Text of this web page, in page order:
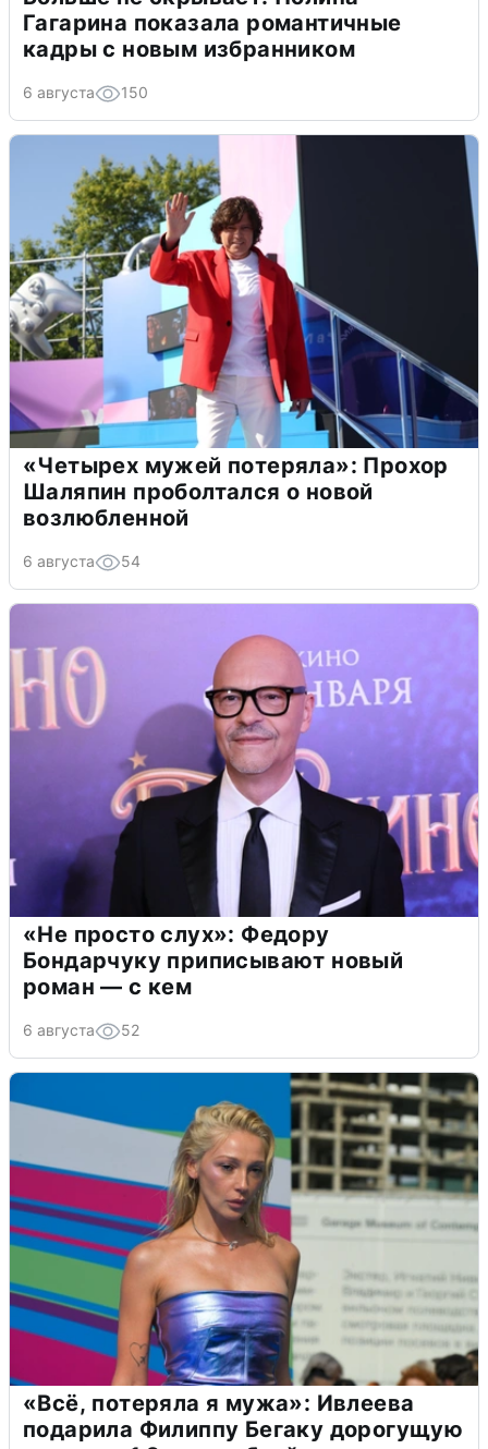
Гагарина показала романтичные
кадры с новым избранником
6 августа 150
«Четырех мужей потеряла»: Прохор
Шаляпин проболтался о новой
возлюбленной
6 августа 54
«Не просто слух»: Федору
Бондарчуку приписывают новый
роман — с кем
6 августа 52
«Всё, потеряла я мужа»: Ивлеева
подарила Филиппу Бегаку дорогущую